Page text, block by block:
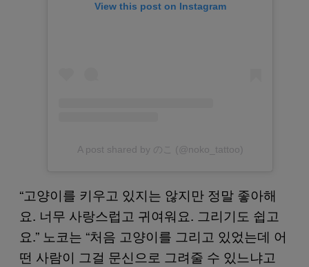
View this post on Instagram
A post shared by のこ (@noko_tattoo)
“고양이를 키우고 있지는 않지만 정말 좋아해
요. 너무 사랑스럽고 귀여워요. 그리기도 쉽고
요.” 노코는 “처음 고양이를 그리고 있었는데 어
떤 사람이 그걸 문신으로 그려줄 수 있느냐고